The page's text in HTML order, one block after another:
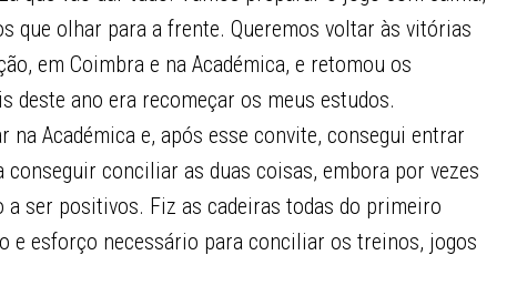
que olhar para a frente. Queremos voltar às vitórias
em Coimbra e na Académica, e retomou os
deste ano era recomeçar os meus estudos.
Académica e, após esse convite, consegui entrar
conseguir conciliar as duas coisas, embora por vezes
ser positivos. Fiz as cadeiras todas do primeiro
e esforço necessário para conciliar os treinos, jogos